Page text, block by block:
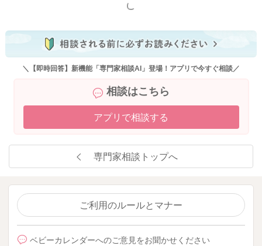
2025/10/25 14:09
もっと見る
＼【即時回答】新機能「専門家相談AI」登場！アプリで今すぐ相談／
相談はこちら
アプリで相談する
専門家相談トップへ
ご利用のルールとマナー
ベビーカレンダーへのご意見をお聞かせください